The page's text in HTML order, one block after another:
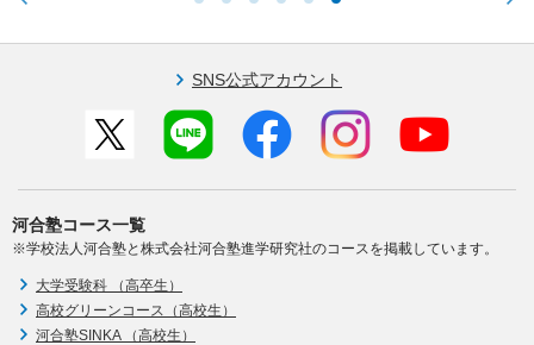
SNS公式アカウント
河合塾コース一覧
※学校法人河合塾と株式会社河合塾進学研究社のコースを掲載しています。
大学受験科 （高卒生）
高校グリーンコース（高校生）
河合塾SINKA （高校生）